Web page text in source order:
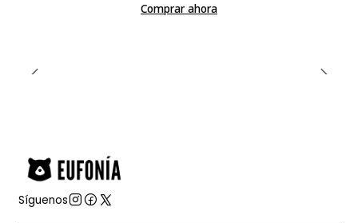
Comprar ahora
Síguenos